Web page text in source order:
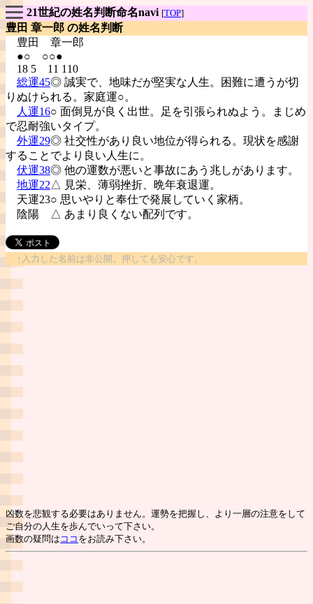
21世紀の姓名判断命名navi [TOP]
豊田 章一郎 の姓名判断
豊田 章一郎
●○ ○○●
18 5 11 110
総運45◎ 誠実で、地味だが堅実な人生。困難に遭うが切
りぬけられる。家庭運○。
人運16○ 面倒見が良く出世。足を引張られぬよう。まじめ
で忍耐強いタイプ。
外運29◎ 社交性があり良い地位が得られる。現状を感謝
することでより良い人生に。
伏運38◎ 他の運数が悪いと事故にあう兆しがあります。
地運22△ 見栄、薄弱挫折、晩年衰退運。
天運23○ 思いやりと奉仕で発展していく家柄。
陰陽
△ あまり良くない配列です。
↑入力した名前は非公開。押しても安心です。
凶数を悲観する必要はありません。運勢を把握し、より一層の注意をして
ご自分の人生を歩んでいって下さい。
画数の疑問は ココ をお読み下さい。